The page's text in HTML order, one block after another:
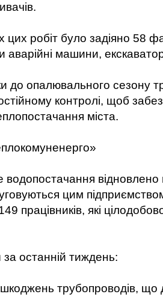
цих робіт було задіяно 58
аварійні машини,
до опалювального сезону
контролі, щоб
міста.
водопостачання відновлено
цим
працівників, які
за останній тиждень:
трубопроводів, що